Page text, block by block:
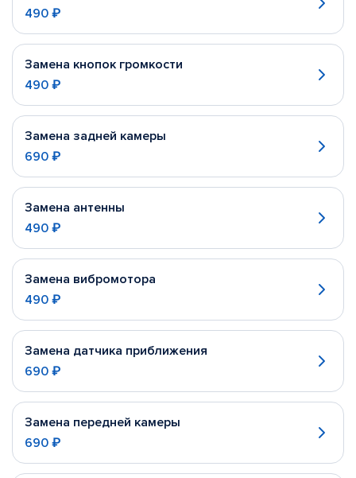
490 ₽
Замена кнопок громкости
490 ₽
Замена задней камеры
690 ₽
Замена антенны
490 ₽
Замена вибромотора
490 ₽
Замена датчика приближения
690 ₽
Замена передней камеры
690 ₽